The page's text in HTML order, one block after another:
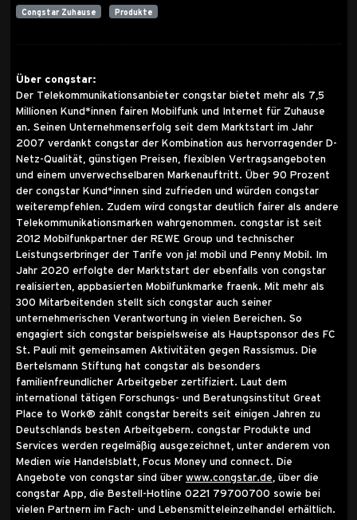
Congstar Zuhause Produkte
Über congstar:
Der Telekommunikationsanbieter congstar bietet mehr als 7,5
Millionen Kund*innen fairen Mobilfunk und Internet für Zuhause
an. Seinen Unternehmenserfolg seit dem Marktstart im Jahr
2007 verdankt congstar der Kombination aus hervorragender D-
Netz-Qualität, günstigen Preisen, flexiblen Vertragsangeboten
und einem unverwechselbaren Markenauftritt. Über 90 Prozent
der congstar Kund*innen sind zufrieden und würden congstar
weiterempfehlen. Zudem wird congstar deutlich fairer als andere
Telekommunikationsmarken wahrgenommen. congstar ist seit
2012 Mobilfunkpartner der REWE Group und technischer
Leistungserbringer der Tarife von ja! mobil und Penny Mobil. Im
Jahr 2020 erfolgte der Marktstart der ebenfalls von congstar
realisierten, appbasierten Mobilfunkmarke fraenk. Mit mehr als
300 Mitarbeitenden stellt sich congstar auch seiner
unternehmerischen Verantwortung in vielen Bereichen. So
engagiert sich congstar beispielsweise als Hauptsponsor des FC
St. Pauli mit gemeinsamen Aktivitäten gegen Rassismus. Die
Bertelsmann Stiftung hat congstar als besonders
familienfreundlicher Arbeitgeber zertifiziert. Laut dem
international tätigen Forschungs- und Beratungsinstitut Great
Place to Work® zählt congstar bereits seit einigen Jahren zu
Deutschlands besten Arbeitgebern. congstar Produkte und
Services werden regelmäßig ausgezeichnet, unter anderem von
Medien wie Handelsblatt, Focus Money und connect. Die
Angebote von congstar sind über www.congstar.de , über die
congstar App, die Bestell-Hotline 0221 79700700 sowie bei
vielen Partnern im Fach- und Lebensmitteleinzelhandel erhältlich.